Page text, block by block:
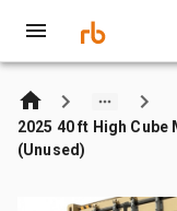
2025 40 ft High
(Unused)